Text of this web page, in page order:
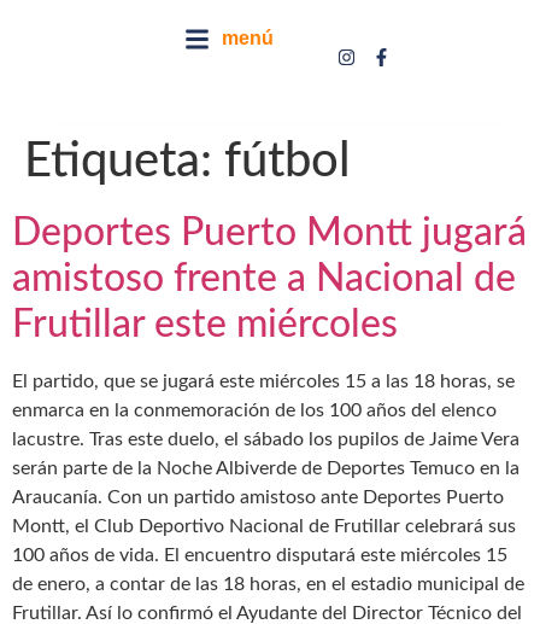
menú
Etiqueta: fútbol
Deportes Puerto Montt jugará
amistoso frente a Nacional de
Frutillar este miércoles
El partido, que se jugará este miércoles 15 a las 18 horas, se
enmarca en la conmemoración de los 100 años del elenco
lacustre. Tras este duelo, el sábado los pupilos de Jaime Vera
serán parte de la Noche Albiverde de Deportes Temuco en la
Araucanía. Con un partido amistoso ante Deportes Puerto
Montt, el Club Deportivo Nacional de Frutillar celebrará sus
100 años de vida. El encuentro disputará este miércoles 15
de enero, a contar de las 18 horas, en el estadio municipal de
Frutillar. Así lo confirmó el Ayudante del Director Técnico del